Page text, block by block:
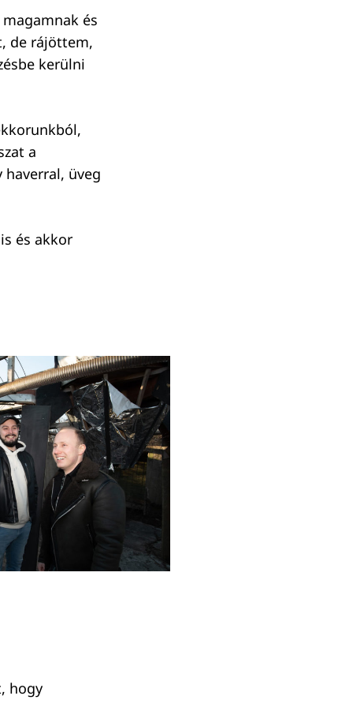
és
de rájöttem,
kerülni
a
üveg
és akkor
hogy